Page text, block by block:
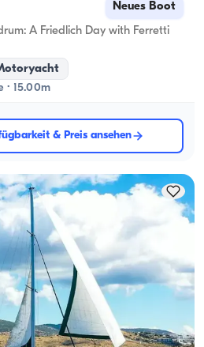
Neues Boot
A Friedlich Day with Ferretti
· 15.00m
& Preis ansehen